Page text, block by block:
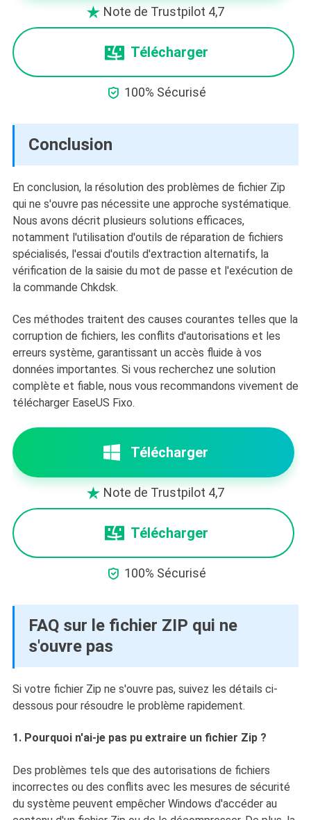
 Note de Trustpilot 4,7
Télécharger
 100% Sécurisé
Conclusion
En conclusion, la résolution des problèmes de fichier Zip
qui ne s'ouvre pas nécessite une approche systématique.
Nous avons décrit plusieurs solutions efficaces,
notamment l'utilisation d'outils de réparation de fichiers
spécialisés, l'essai d'outils d'extraction alternatifs, la
vérification de la saisie du mot de passe et l'exécution de
la commande Chkdsk.
Ces méthodes traitent des causes courantes telles que la
corruption de fichiers, les conflits d'autorisations et les
erreurs système, garantissant un accès fluide à vos
données importantes. Si vous recherchez une solution
complète et fiable, nous vous recommandons vivement de
télécharger EaseUS Fixo.
Télécharger
 Note de Trustpilot 4,7
Télécharger
 100% Sécurisé
FAQ sur le fichier ZIP qui ne
s'ouvre pas
Si votre fichier Zip ne s'ouvre pas, suivez les détails ci-
dessous pour résoudre le problème rapidement.
1. Pourquoi n'ai-je pas pu extraire un fichier Zip ?
Des problèmes tels que des autorisations de fichiers
incorrectes ou des conflits avec les mesures de sécurité
du système peuvent empêcher Windows d'accéder au